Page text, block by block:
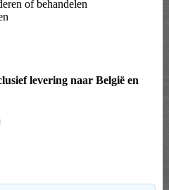
of behandelen
levering naar België en